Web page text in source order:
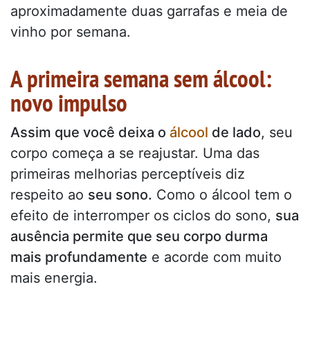
aproximadamente duas garrafas e meia de
vinho por semana.
A primeira semana sem álcool:
novo impulso
Assim que você deixa o álcool de lado, seu
corpo começa a se reajustar. Uma das
primeiras melhorias perceptíveis diz
respeito ao seu sono. Como o álcool tem o
efeito de interromper os ciclos do sono, sua
ausência permite que seu corpo durma
mais profundamente e acorde com muito
mais energia.